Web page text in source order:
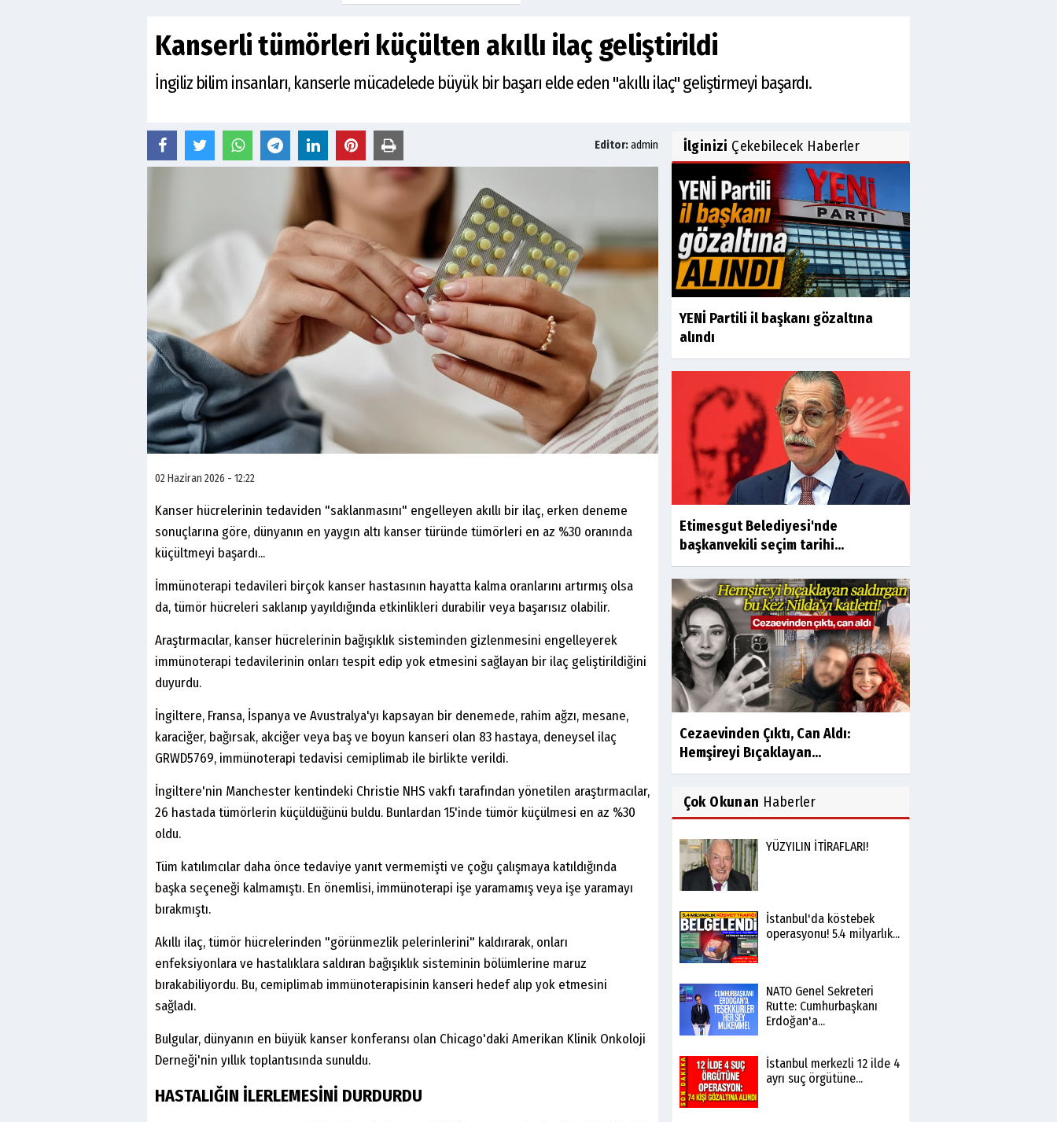
Kanserli tümörleri küçülten akıllı ilaç geliştirildi
İngiliz bilim insanları, kanserle mücadelede büyük bir başarı elde eden "akıllı ilaç" geliştirmeyi başardı.
Editor:admin
02 Haziran 2026 - 12:22
Kanser hücrelerinin tedaviden "saklanmasını" engelleyen akıllı bir ilaç, erken deneme
sonuçlarına göre, dünyanın en yaygın altı kanser türünde tümörleri en az %30 oranında
küçültmeyi başardı...
İmmünoterapi tedavileri birçok kanser hastasının hayatta kalma oranlarını artırmış olsa
da, tümör hücreleri saklanıp yayıldığında etkinlikleri durabilir veya başarısız olabilir.
Araştırmacılar, kanser hücrelerinin bağışıklık sisteminden gizlenmesini engelleyerek
immünoterapi tedavilerinin onları tespit edip yok etmesini sağlayan bir ilaç geliştirildiğini
duyurdu.
İngiltere, Fransa, İspanya ve Avustralya'yı kapsayan bir denemede, rahim ağzı, mesane,
karaciğer, bağırsak, akciğer veya baş ve boyun kanseri olan 83 hastaya, deneysel ilaç
GRWD5769, immünoterapi tedavisi cemiplimab ile birlikte verildi.
İngiltere'nin Manchester kentindeki Christie NHS vakfı tarafından yönetilen araştırmacılar,
26 hastada tümörlerin küçüldüğünü buldu. Bunlardan 15'inde tümör küçülmesi en az %30
oldu.
Tüm katılımcılar daha önce tedaviye yanıt vermemişti ve çoğu çalışmaya katıldığında
başka seçeneği kalmamıştı. En önemlisi, immünoterapi işe yaramamış veya işe yaramayı
bırakmıştı.
Akıllı ilaç, tümör hücrelerinden "görünmezlik pelerinlerini" kaldırarak, onları
enfeksiyonlara ve hastalıklara saldıran bağışıklık sisteminin bölümlerine maruz
bırakabiliyordu. Bu, cemiplimab immünoterapisinin kanseri hedef alıp yok etmesini
sağladı.
Bulgular, dünyanın en büyük kanser konferansı olan Chicago'daki Amerikan Klinik Onkoloji
Derneği'nin yıllık toplantısında sunuldu.
HASTALIĞIN İLERLEMESİNİ DURDURDU
İlginizi Çekebilecek Haberler
YENİ Partili il başkanı gözaltına
alındı
Etimesgut Belediyesi'nde
başkanvekili seçim tarihi...
Cezaevinden Çıktı, Can Aldı:
Hemşireyi Bıçaklayan...
Çok Okunan Haberler
YÜZYILIN İTİRAFLARI!
İstanbul'da köstebek
operasyonu! 5.4 milyarlık...
NATO Genel Sekreteri
Rutte: Cumhurbaşkanı
Erdoğan'a...
İstanbul merkezli 12 ilde 4
ayrı suç örgütüne...